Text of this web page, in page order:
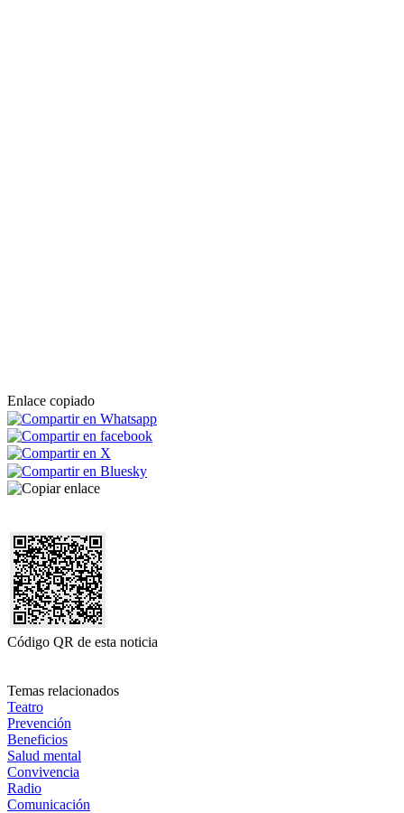
Enlace copiado
Código QR de esta noticia
Temas relacionados
Teatro
Prevención
Beneficios
Salud mental
Convivencia
Radio
Comunicación